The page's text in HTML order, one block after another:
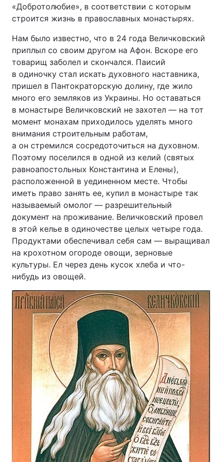
«Добротолюбие», в соответствии с которым
строится жизнь в православных монастырях.
Нам было известно, что в 24 года Величковский
приплыл со своим другом на Афон. Вскоре его
товарищ заболел и скончался. Паисий
в одиночку стал искать духовного наставника,
пришел в Пантократорскую долину, где жило
много его земляков из Украины. Но оставаться
в монастыре Величковский не захотел — на тот
момент монахам приходилось уделять много
внимания строительным работам,
а он стремился сосредоточиться на духовном.
Поэтому поселился в одной из келий (святых
равно­апостольных Константина и Елены),
расположенной в уединенном месте. Чтобы
иметь право занять ее, купил в монастыре так
называемый омолог — разрешительный
документ на проживание. Величковский провел
в этой келье в одиночестве целых четыре года.
Продуктами обеспечивал себя сам — выращивал
на крохотном огороде овощи, зерновые
культуры. Ел через день кусок хлеба и что-
нибудь из овощей.